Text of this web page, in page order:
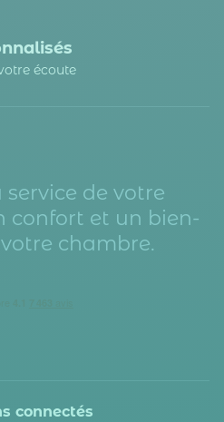
écoute
de votre
confort et un bien-
chambre.
connectés